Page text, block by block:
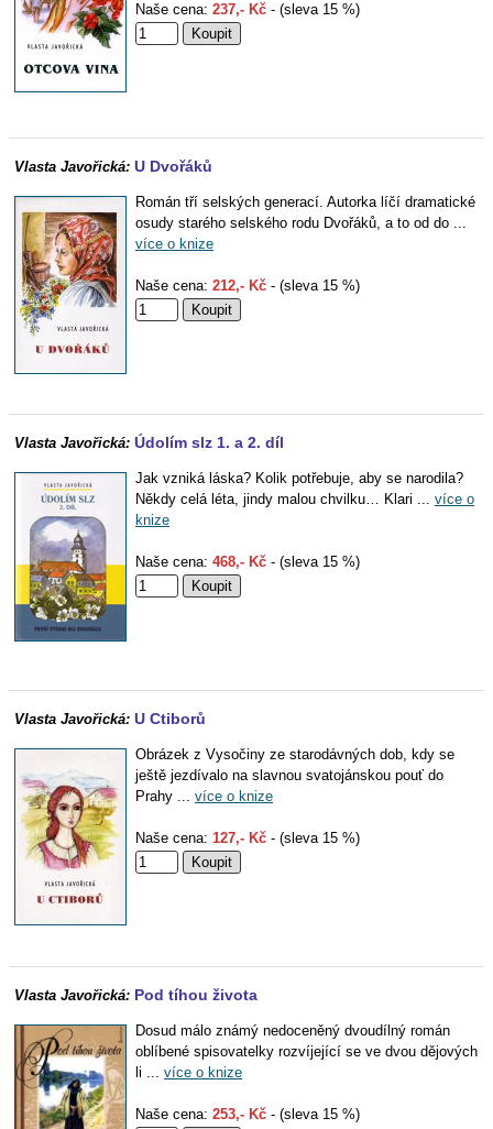
Naše cena: 237,- Kč - (sleva 15 %)
Vlasta Javořická: U Dvořáků
Román tří selských generací. Autorka líčí dramatické
osudy starého selského rodu Dvořáků, a to od do ...
více o knize
Naše cena: 212,- Kč - (sleva 15 %)
Vlasta Javořická: Údolím slz 1. a 2. díl
Jak vzniká láska? Kolik potřebuje, aby se narodila?
Někdy celá léta, jindy malou chvilku… Klari ... více o
knize
Naše cena: 468,- Kč - (sleva 15 %)
Vlasta Javořická: U Ctiborů
Obrázek z Vysočiny ze starodávných dob, kdy se
ještě jezdívalo na slavnou svatojánskou pouť do
Prahy ... více o knize
Naše cena: 127,- Kč - (sleva 15 %)
Vlasta Javořická: Pod tíhou života
Dosud málo známý nedoceněný dvoudílný román
oblíbené spisovatelky rozvíjející se ve dvou dějových
li ... více o knize
Naše cena: 253,- Kč - (sleva 15 %)